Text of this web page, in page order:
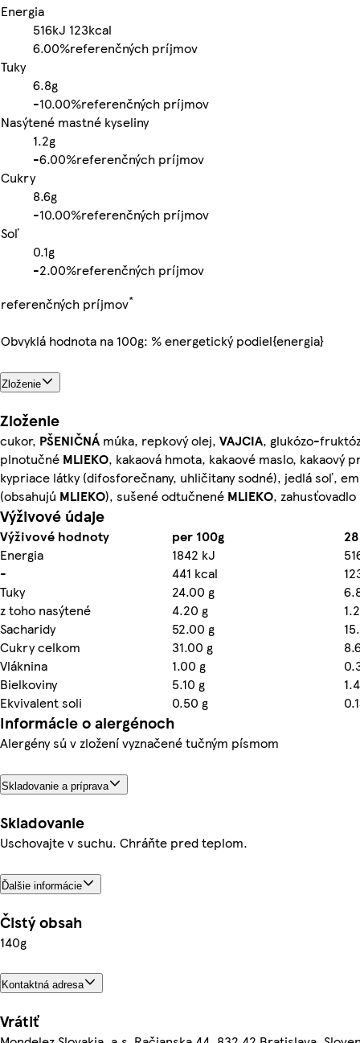
Energia
516kJ 123kcal
6.00%referenčných príjmov
Tuky
6.8g
-10.00%referenčných príjmov
Nasýtené mastné kyseliny
1.2g
-6.00%referenčných príjmov
Cukry
8.6g
-10.00%referenčných príjmov
Soľ
0.1g
-2.00%referenčných príjmov
referenčných príjmov*
Obvyklá hodnota na 100g: % energetický podiel{energia}
Zloženie
Zloženie
cukor, PŠENIČNÁ múka, repkový olej, VAJCIA, glukózo-
plnotučné MLIEKO, kakaová hmota, kakaové maslo, kakaový
kypriace látky (difosforečnany, uhličitany sodné), jedlá soľ,
(obsahujú MLIEKO), sušené odtučnené MLIEKO, zahusťovadlo
Výživové údaje
Výživové hodnoty per 100g
Energia
1842 kJ
-
441 kcal
Tuky
24.00 g
z toho nasýtené
4.20 g
Sacharidy
52.00 g
Cukry celkom
31.00 g
Vláknina
1.00 g
Bielkoviny
5.10 g
Ekvivalent soli
0.50 g
Informácie o alergénoch
Alergény sú v zložení vyznačené tučným písmom
Skladovanie a príprava
Skladovanie
Uschovajte v suchu. Chráňte pred teplom.
Ďalšie informácie
Čistý obsah
140g
Kontaktná adresa
Vrátiť